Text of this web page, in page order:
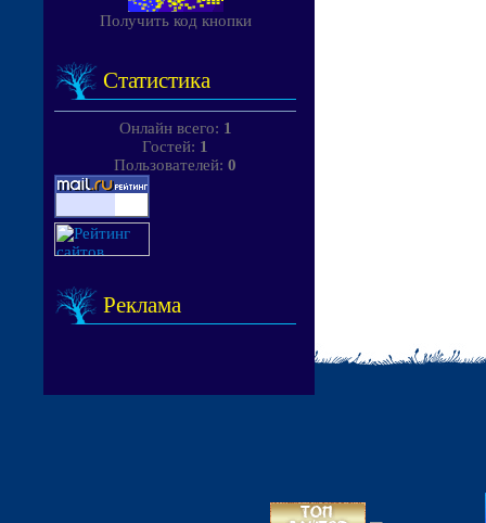
Получить код кнопки
Статистика
Онлайн всего: 1
Гостей: 1
Пользователей: 0
Реклама